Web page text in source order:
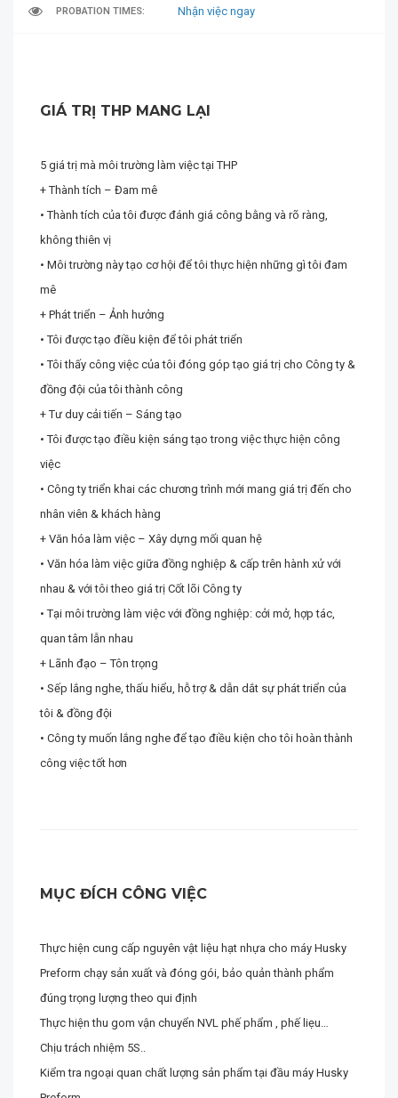
PROBATION TIMES: Nhận việc ngay
GIÁ TRỊ THP MANG LẠI
5 giá trị mà môi trường làm việc tại THP
+ Thành tích – Đam mê
• Thành tích của tôi được đánh giá công bằng và rõ ràng,
không thiên vị
• Môi trường này tạo cơ hội để tôi thực hiện những gì tôi đam
mê
+ Phát triển – Ảnh hưởng
• Tôi được tạo điều kiện để tôi phát triển
• Tôi thấy công việc của tôi đóng góp tạo giá trị cho Công ty &
đồng đội của tôi thành công
+ Tư duy cải tiến – Sáng tạo
• Tôi được tạo điều kiện sáng tạo trong việc thực hiện công
việc
• Công ty triển khai các chương trình mới mang giá trị đến cho
nhân viên & khách hàng
+ Văn hóa làm việc – Xây dựng mối quan hệ
• Văn hóa làm việc giữa đồng nghiệp & cấp trên hành xử với
nhau & với tôi theo giá trị Cốt lõi Công ty
• Tại môi trường làm việc với đồng nghiệp: cởi mở, hợp tác,
quan tâm lẫn nhau
+ Lãnh đạo – Tôn trọng
• Sếp lắng nghe, thấu hiểu, hỗ trợ & dẫn dắt sự phát triển của
tôi & đồng đội
• Công ty muốn lắng nghe để tạo điều kiện cho tôi hoàn thành
công việc tốt hơn
MỤC ĐÍCH CÔNG VIỆC
Thực hiện cung cấp nguyên vật liệu hạt nhựa cho máy Husky
Preform chạy sản xuất và đóng gói, bảo quản thành phẩm
đúng trọng lượng theo qui định
Thực hiện thu gom vận chuyển NVL phế phẩm , phế liẹu…
Chịu trách nhiệm 5S..
Kiểm tra ngoại quan chất lượng sản phẩm tại đầu máy Husky